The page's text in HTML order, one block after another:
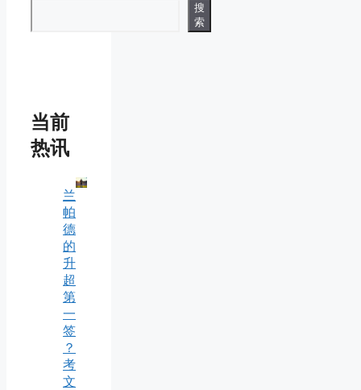
搜
索
当前
热讯
兰
帕
德
的
升
超
第
一
签
？
考
文